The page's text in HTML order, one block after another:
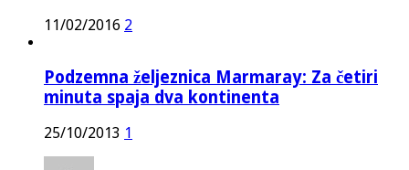
11/02/2016 2
Podzemna željeznica Marmaray: Za četiri
minuta spaja dva kontinenta
25/10/2013 1